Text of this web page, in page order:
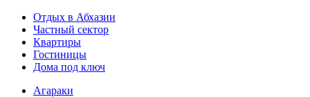
Отдых в Абхазии
Частный сектор
Квартиры
Гостиницы
Дома под ключ
Агараки